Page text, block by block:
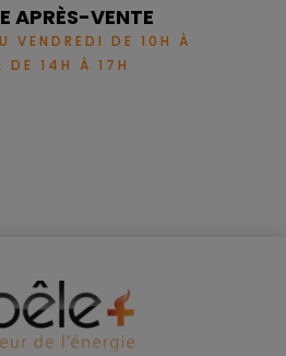
APRÈS-VENTE
VENDREDI DE 10H À
DE 14H À 17H